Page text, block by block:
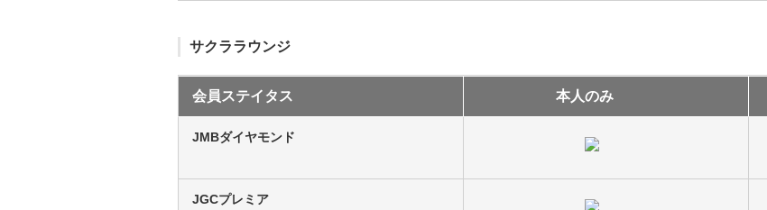
サクララウンジ
会員ステイタス 本人のみ
JMBダイヤモンド
JGCプレミア